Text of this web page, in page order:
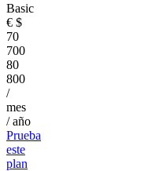
Basic
€ $
70
700
80
800
/
mes
/ año
Prueba
este
plan